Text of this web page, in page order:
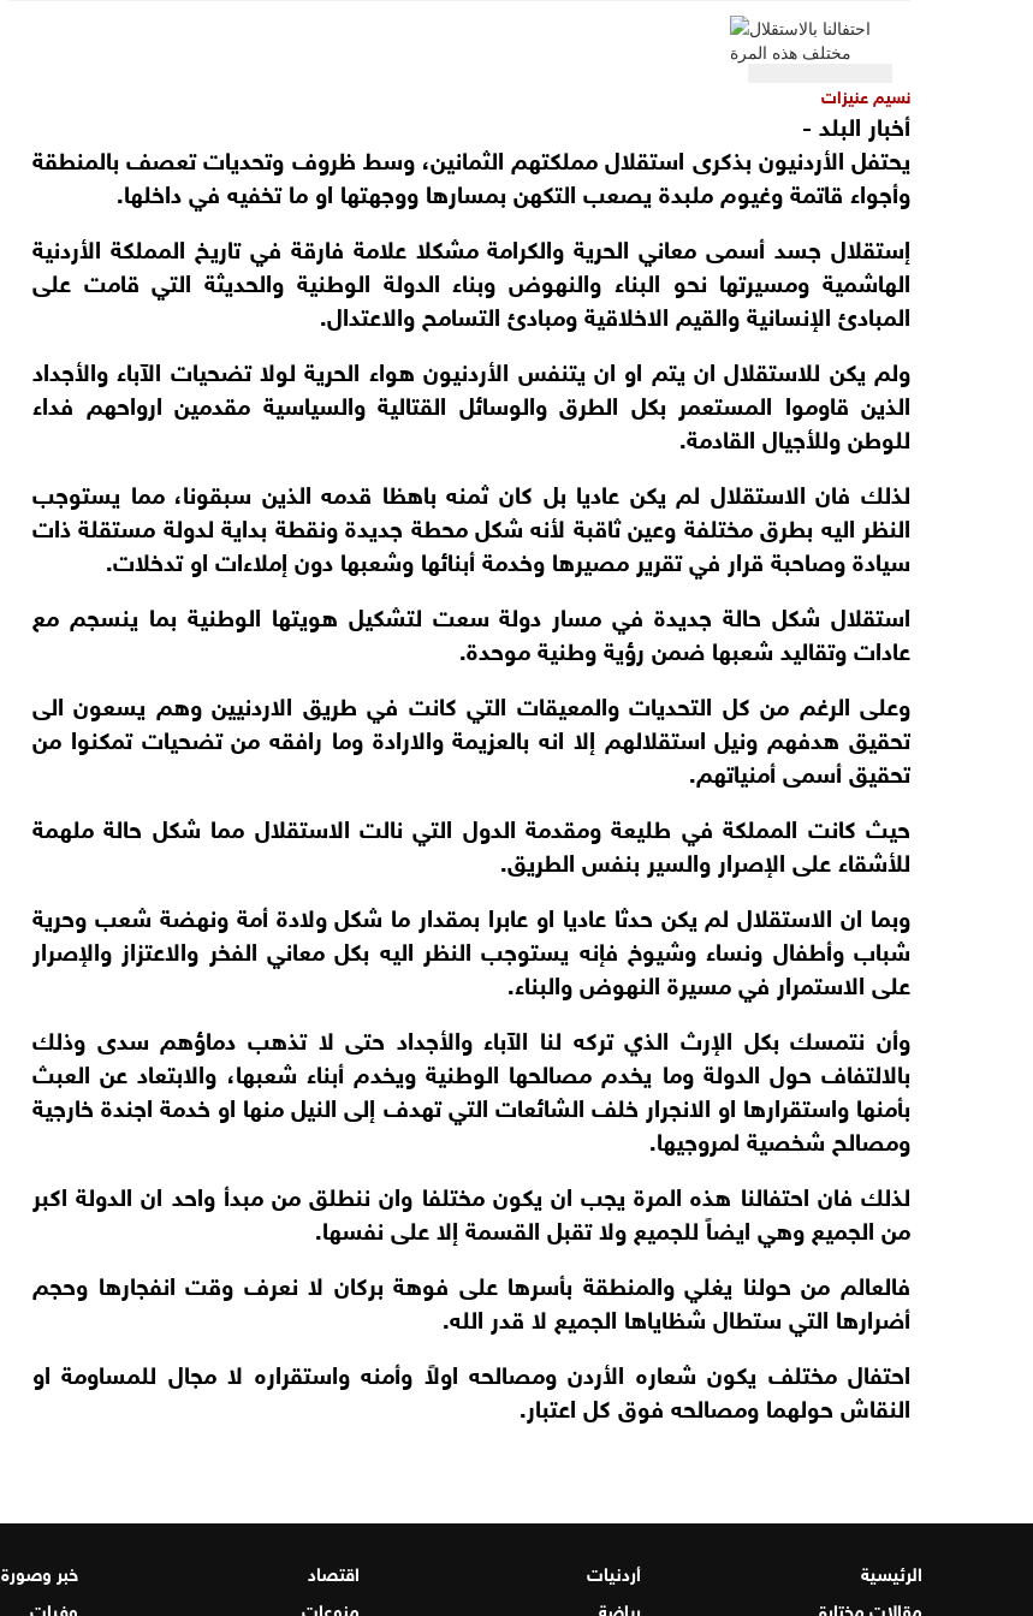
نسيم عنيزات
أخبار البلد -
يحتفل الأردنيون بذكرى استقلال مملكتهم الثمانين، وسط ظروف وتحديات تعصف بالمنطقة
وأجواء قاتمة وغيوم ملبدة يصعب التكهن بمسارها ووجهتها او ما تخفيه في داخلها.
إستقلال جسد أسمى معاني الحرية والكرامة مشكلا علامة فارقة في تاريخ المملكة الأردنية
الهاشمية ومسيرتها نحو البناء والنهوض وبناء الدولة الوطنية والحديثة التي قامت على
المبادئ الإنسانية والقيم الاخلاقية ومبادئ التسامح والاعتدال.
ولم يكن للاستقلال ان يتم او ان يتنفس الأردنيون هواء الحرية لولا تضحيات الآباء والأجداد
الذين قاوموا المستعمر بكل الطرق والوسائل القتالية والسياسية مقدمين ارواحهم فداء
للوطن وللأجيال القادمة.
لذلك فان الاستقلال لم يكن عاديا بل كان ثمنه باهظا قدمه الذين سبقونا، مما يستوجب
النظر اليه بطرق مختلفة وعين ثاقبة لأنه شكل محطة جديدة ونقطة بداية لدولة مستقلة ذات
سيادة وصاحبة قرار في تقرير مصيرها وخدمة أبنائها وشعبها دون إملاءات او تدخلات.
استقلال شكل حالة جديدة في مسار دولة سعت لتشكيل هويتها الوطنية بما ينسجم مع
عادات وتقاليد شعبها ضمن رؤية وطنية موحدة.
وعلى الرغم من كل التحديات والمعيقات التي كانت في طريق الاردنيين وهم يسعون الى
تحقيق هدفهم ونيل استقلالهم إلا انه بالعزيمة والارادة وما رافقه من تضحيات تمكنوا من
تحقيق أسمى أمنياتهم.
حيث كانت المملكة في طليعة ومقدمة الدول التي نالت الاستقلال مما شكل حالة ملهمة
للأشقاء على الإصرار والسير بنفس الطريق.
وبما ان الاستقلال لم يكن حدثا عاديا او عابرا بمقدار ما شكل ولادة أمة ونهضة شعب وحرية
شباب وأطفال ونساء وشيوخ فإنه يستوجب النظر اليه بكل معاني الفخر والاعتزاز والإصرار
على الاستمرار في مسيرة النهوض والبناء.
وأن نتمسك بكل الإرث الذي تركه لنا الآباء والأجداد حتى لا تذهب دماؤهم سدى وذلك
بالالتفاف حول الدولة وما يخدم مصالحها الوطنية ويخدم أبناء شعبها، والابتعاد عن العبث
بأمنها واستقرارها او الانجرار خلف الشائعات التي تهدف إلى النيل منها او خدمة اجندة خارجية
ومصالح شخصية لمروجيها.
لذلك فان احتفالنا هذه المرة يجب ان يكون مختلفا وان ننطلق من مبدأ واحد ان الدولة اكبر
من الجميع وهي ايضاً للجميع ولا تقبل القسمة إلا على نفسها.
فالعالم من حولنا يغلي والمنطقة بأسرها على فوهة بركان لا نعرف وقت انفجارها وحجم
أضرارها التي ستطال شظاياها الجميع لا قدر الله.
احتفال مختلف يكون شعاره الأردن ومصالحه اولاً وأمنه واستقراره لا مجال للمساومة او
النقاش حولهما ومصالحه فوق كل اعتبار.
الرئيسية أردنيات اقتصاد خبر وصورة
مقالات مختارة
رياضة منوعات وفيات